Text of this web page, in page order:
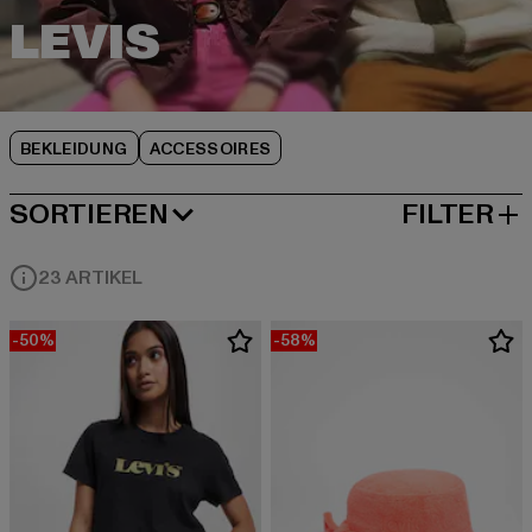
BEKLEIDUNG ACCESSOIRES
SORTIEREN
BELIEBTESTE FILTER
23 ARTIKEL
-50% -58%